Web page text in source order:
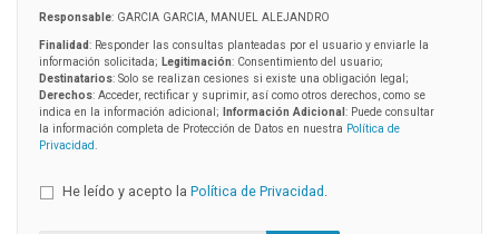
Responsable: GARCIA GARCIA, MANUEL ALEJANDRO
Finalidad: Responder las consultas planteadas por el usuario y enviarle la
información solicitada; Legitimación: Consentimiento del usuario;
Destinatarios: Solo se realizan cesiones si existe una obligación legal;
Derechos: Acceder, rectificar y suprimir, así como otros derechos, como se
indica en la información adicional;
Información Adicional : Puede consultar
la información completa de Protección de Datos en nuestra Política de
Privacidad
He leído y acepto la Política de Privacidad